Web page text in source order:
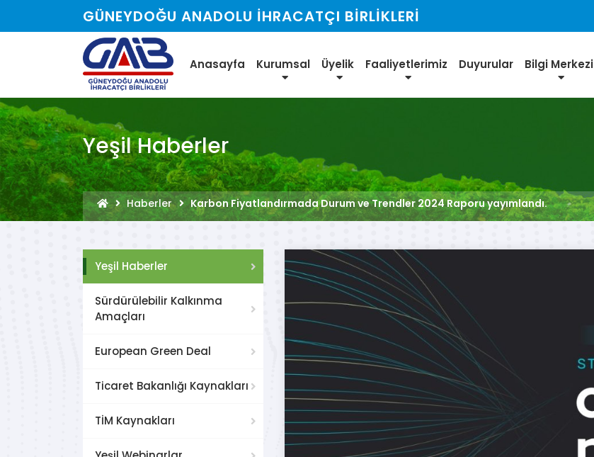
GÜNEYDOĞU ANADOLU İHRACATÇI BİRLİKLERİ
Anasayfa Kurumsal Üyelik Faaliyetlerimiz Duyurular Bilgi Merkezi
Yeşil Haberler
Haberler Karbon Fiyatlandırmada Durum ve Trendler 2024 Raporu yayımlandı.
Yeşil Haberler
Sürdürülebilir Kalkınma
Amaçları
European Green Deal
Ticaret Bakanlığı Kaynakları
TİM Kaynakları